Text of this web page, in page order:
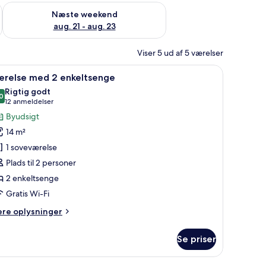
14 - aug. 16
Næste weekend
aug. 21 - aug. 23
Tjek tilgængelighed for næste weekend aug. 21 - aug. 23
Viser 5 ud af 5 værelser
og gardiner. Et hotelværelse med seng, et natbord med
7 med 2 enkeltsenge
ud af 10
Rigtig godt
12 anmeldelser
(12
anmeldelser)
Byudsigt
14 m²
1 soveværelse
Plads til 2 personer
2 enkeltsenge
Gratis Wi-Fi
oplysninger
Se priser